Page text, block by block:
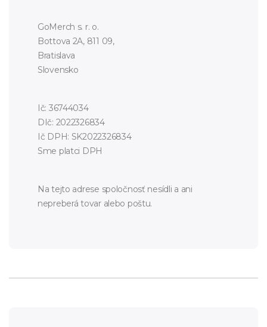
GoMerch s. r. o.
Bottova 2A, 811 09,
Bratislava
Slovensko
Ič: 36744034
DIč: 2022326834
Ič DPH: SK2022326834
Sme platci DPH
Na tejto adrese spoločnosť nesídli a ani
nepreberá tovar alebo poštu.